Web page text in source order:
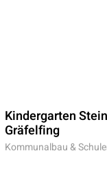
Kindergarten
Gräfelfing
Kommunalbau &